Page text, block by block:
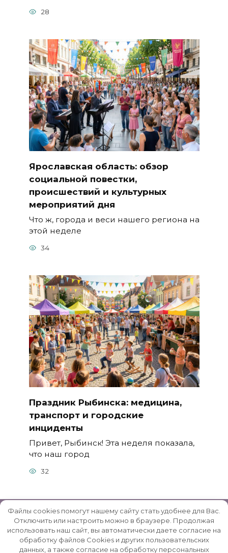
28
Ярославская область: обзор
социальной повестки,
происшествий и культурных
мероприятий дня
Что ж, города и веси нашего региона на
этой неделе
34
Праздник Рыбинска: медицина,
транспорт и городские
инциденты
Привет, Рыбинск! Эта неделя показала,
что наш город
32
© 2026 Rybinsk-Reg.ru | Рыбинский район -
неофициальный сайт
Файлы cookies помогут нашему сайту стать удобнее для Вас.
Отключить или настроить можно в браузере. Продолжая
использовать наш сайт, вы автоматически даете согласие на
обработку файлов Cookies и других пользовательских
данных, а также согласие на обработку персональных